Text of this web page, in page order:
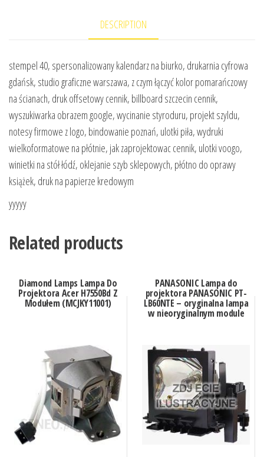
DESCRIPTION
stempel 40, spersonalizowany kalendarz na biurko, drukarnia cyfrowa
gdańsk, studio graficzne warszawa, z czym łączyć kolor pomarańczowy
na ścianach, druk offsetowy cennik, billboard szczecin cennik,
wyszukiwarka obrazem google, wycinanie styroduru, projekt szyldu,
notesy firmowe z logo, bindowanie poznań, ulotki piła, wydruki
wielkoformatowe na płótnie, jak zaprojektowac cennik, ulotki voogo,
winietki na stół łódź, oklejanie szyb sklepowych, płótno do oprawy
książek, druk na papierze kredowym
yyyyy
Related products
Diamond Lamps Lampa Do
Projektora Acer H7550Bd Z
Modułem (MCJKY11001)
PANASONIC Lampa do
projektora PANASONIC PT-
LB60NTE – oryginalna lampa
w nieoryginalnym module